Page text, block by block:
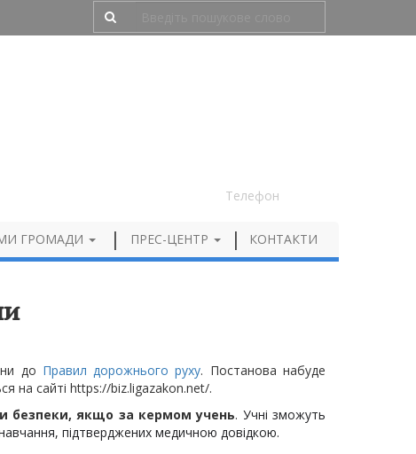
Телефон
ГРОМАДИ ПРЕС-ЦЕНТР КОНТАКТИ
до Правил дорожнього руху. Постанова набуде
на сайті https://biz.ligazakon.net/.
безпеки, якщо за кермом учень. Учні зможуть
підтверджених медичною довідкою.